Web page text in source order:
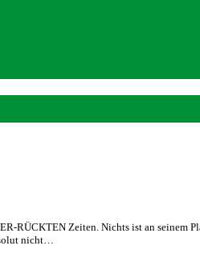
RÜCKTEN Zeiten. Nichts ist an seinem
nicht…